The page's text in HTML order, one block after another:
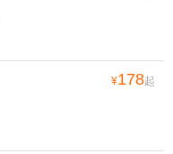
¥178起